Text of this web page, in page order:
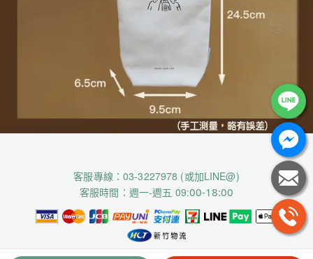
客服專線：03-3227978 (或加LINE@)
客服時間：週一-週五 09:00-18:00